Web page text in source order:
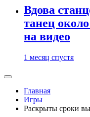
Вдова
танец
на видео
1 месяц спустя
Главная
Игры
Раскрыты сроки